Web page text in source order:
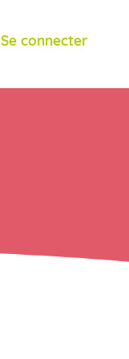
Se connecter